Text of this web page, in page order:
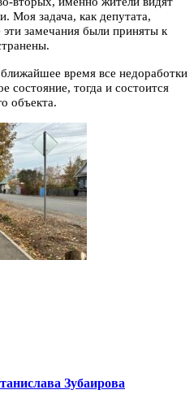
Моя задача, как депутата,
замечания были приняты к
время все недоработки
состояние, тогда и состоится
объекта.
Зубаирова